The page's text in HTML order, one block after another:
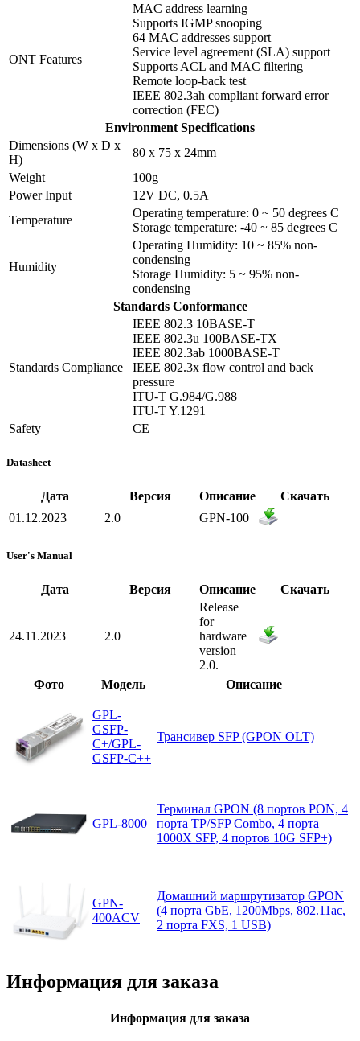
ONT Features
MAC address learning
Supports IGMP snooping
64 MAC addresses support
Service level agreement (SLA) support
Supports ACL and MAC filtering
Remote loop-back test
IEEE 802.3ah compliant forward error
correction (FEC)
Environment Specifications
Dimensions (W x D x
H)
80 x 75 x 24mm
Weight
100g
Power Input
12V DC, 0.5A
Temperature
Operating temperature: 0 ~ 50 degrees C
Storage temperature: -40 ~ 85 degrees C
Humidity
Operating Humidity: 10 ~ 85% non-
condensing
Storage Humidity: 5 ~ 95% non-
condensing
Standards Conformance
Standards Compliance
IEEE 802.3 10BASE-T
IEEE 802.3u 100BASE-TX
IEEE 802.3ab 1000BASE-T
IEEE 802.3x flow control and back
pressure
ITU-T G.984/G.988
ITU-T Y.1291
Safety
CE
Datasheet
Дата Версия Описание
Скачать
01.12.2023
2.0 GPN-100
User's Manual
Дата Версия Описание Скачать
24.11.2023 2.0
Release
for
hardware
version
2.0.
Фото
Модель Описание
GPL-
GSFP-
C+/GPL-
GSFP-C++
Трансивер SFP (GPON OLT)
GPL-8000
Терминал GPON (8 портов PON, 4
порта TP/SFP Combo, 4 порта
1000X SFP, 4 портов 10G SFP+)
GPN-
400ACV
Домашний маршрутизатор GPON
(4 порта GbE, 1200Mbps, 802.11ac,
2 порта FXS, 1 USB)
Информация для заказа
Информация для заказа